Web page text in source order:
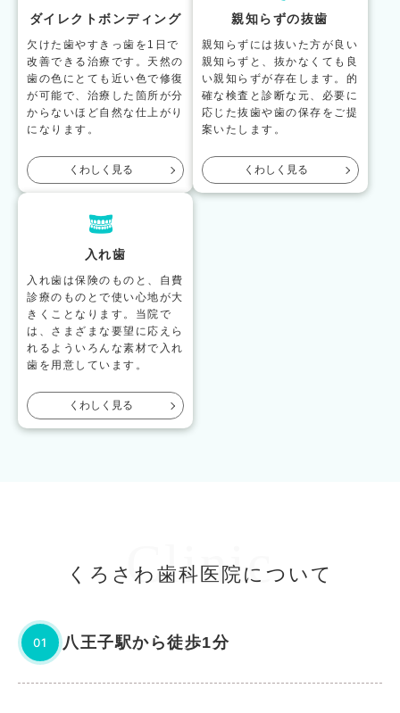
ダイレクトボンディング
欠けた歯やすきっ歯を1日で
改善できる治療です。天然の
歯の色にとても近い色で修復
が可能で、治療した箇所が分
からないほど自然な仕上がり
になります。
くわしく見る
親知らずの抜歯
親知らずには抜いた方が良い
親知らずと、抜かなくても良
い親知らずが存在します。的
確な検査と診断な元、必要に
応じた抜歯や歯の保存をご提
案いたします。
くわしく見る
入れ歯
入れ歯は保険のものと、自費
診療のものとで使い心地が大
きくことなります。当院で
は、さまざまな要望に応えら
れるよういろんな素材で入れ
歯を用意しています。
くわしく見る
Clinic
くろさわ歯科医院について
01 八王子駅から徒歩1分